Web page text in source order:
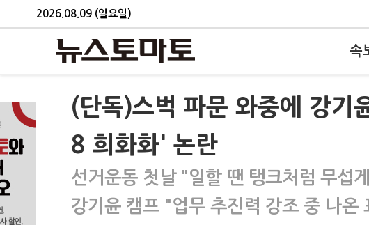
2026.08.09 (일요일)
속
(단독)스벅 파문 와중에 강
8 희화화' 논란
선거운동 첫날 "일할 땐 탱크처럼 무섭
강기윤 캠프 "업무 추진력 강조 중 나온